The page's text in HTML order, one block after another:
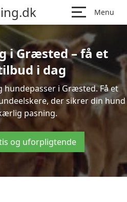
Menu
i Græsted – få et
i dag
hundepasser i Græsted. Få et
der sikrer din hund
pasning.
og uforpligtende